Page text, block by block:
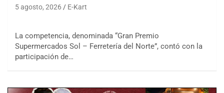
5 agosto, 2026 E-Kart
La competencia, denominada “Gran Premio
Supermercados Sol – Ferretería del Norte”, contó con la
participación de…